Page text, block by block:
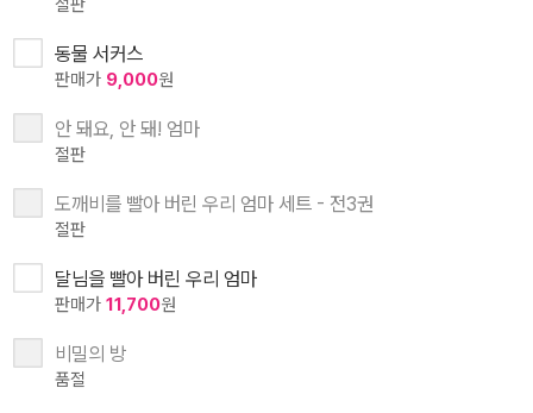
절판
동물 서커스
판매가 9,000원
안 돼요, 안 돼! 엄마
절판
도깨비를 빨아 버린 우리 엄마 세트 - 전3권
절판
달님을 빨아 버린 우리 엄마
판매가 11,700원
비밀의 방
품절